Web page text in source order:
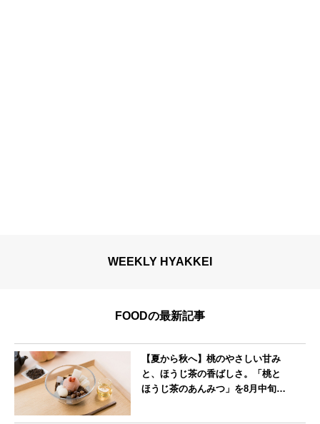
WEEKLY HYAKKEI
FOODの最新記事
【夏から秋へ】桃のやさしい甘み
と、ほうじ茶の香ばしさ。「桃と
ほうじ茶のあんみつ」を8月中旬よ